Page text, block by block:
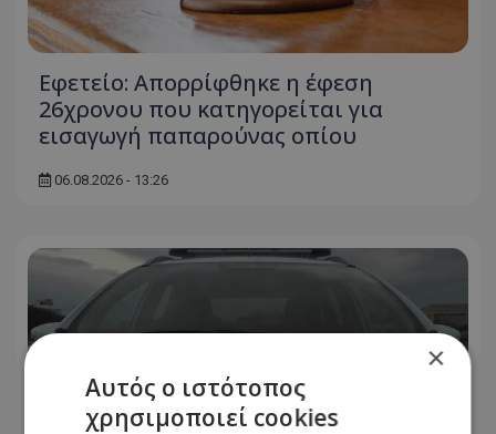
Εφετείο: Απορρίφθηκε η έφεση
26χρονου που κατηγορείται για
εισαγωγή παπαρούνας οπίου
06.08.2026 - 13:26
×
Αυτός ο ιστότοπος
χρησιμοποιεί cookies